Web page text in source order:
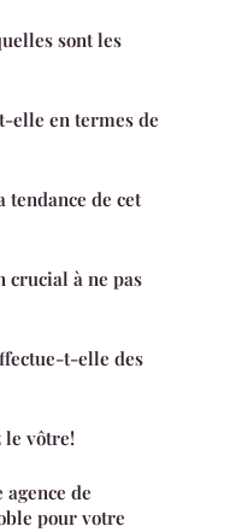
sont les
elle en termes de
tendance de cet
crucial à ne pas
t-elle des
le vôtre!
de
pour votre